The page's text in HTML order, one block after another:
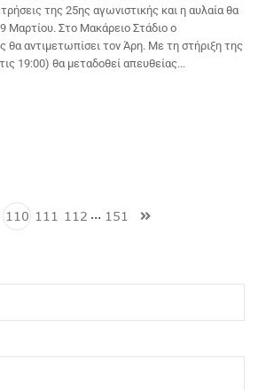
της 25ης αγωνιστικής και η αυλαία θα
Μαρτίου. Στο Μακάρειο Στάδιο ο
αντιμετωπίσει τον Άρη. Με τη στήριξη της
19:00) θα μεταδοθεί απευθείας...
110 111 112 … 151